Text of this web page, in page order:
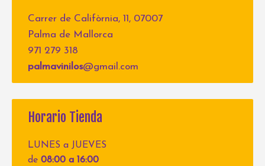
Carrer de Califòrnia, 11, 07007
Palma de Mallorca
971 279 318
palmavinilos@gmail.com
Horario Tienda
LUNES a JUEVES
de 08:00 a 16:00